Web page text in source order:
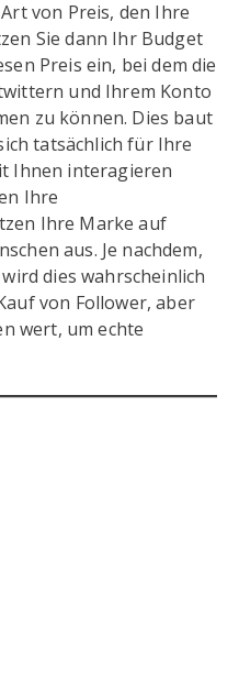
von Preis, den Ihre
Sie dann Ihr Budget
Preis ein, bei dem die
und Ihrem Konto
zu können. Dies baut
tatsächlich für Ihre
Ihnen interagieren
Ihre
Ihre Marke auf
aus. Je nachdem,
dies wahrscheinlich
von Follower, aber
wert, um echte